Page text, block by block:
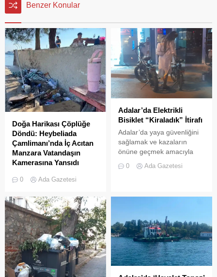
Benzer Konular
Doğa Harikası Çöplüğe
Döndü: Heybeliada
Çamlimanı’nda İç Acıtan
Manzara Vatandaşın
Kamerasına Yansıdı
Heybeliada’da yer alan
Çamlimanı Koyu,
eksikliğinin kurbanı oldu.
Doğal güzelliğiyle bilinen
koyun her köşesinin çöple
dolduğu o anlar, bir
vatandaşın kamerasına
saniye saniye yansıdı.
Yeşille mavinin kucaklaştığı,
İstanbulluların nefes almak
0 Ada Gazetesi
Adalar’da Elektrikli
Bisiklet “Kiraladık” İtirafı
Adalar’da yaya güvenliğini
sağlamak ve kazaların
önüne geçmek amacıyla
getirilen “elektrikli bisiklet
kiralama yasağı” adeta hiçe
kaldığını bir kez daha gözler
önüne serdi. Adalar’da
UKOME (Ulaşım
Koordinasyon Merkezi)
kararları doğrultusunda
ticari amaçlı elektrikli bisiklet
0 Ada Gazetesi